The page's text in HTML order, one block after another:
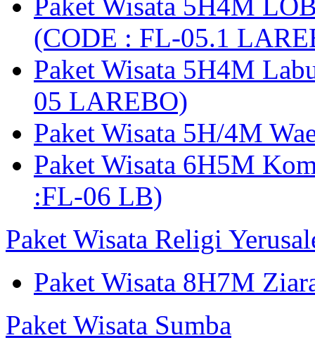
Paket Wisata 5H4M
(CODE : FL-05.1
Paket Wisata 5H4M
05 LAREBO)
Paket Wisata 5H/4M
Paket Wisata 6H5M
:FL-06 LB)
Paket Wisata Religi
Paket Wisata 8H7M
Paket Wisata Sumba